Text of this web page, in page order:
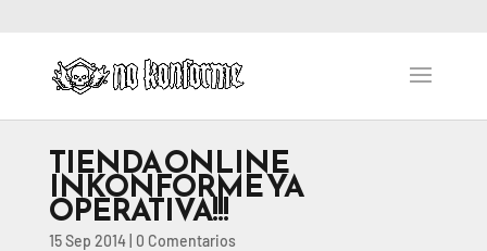
TIENDA ONLINE
INKONFORME YA
OPERATIVA!!!
15 Sep 2014| 0 Comentarios